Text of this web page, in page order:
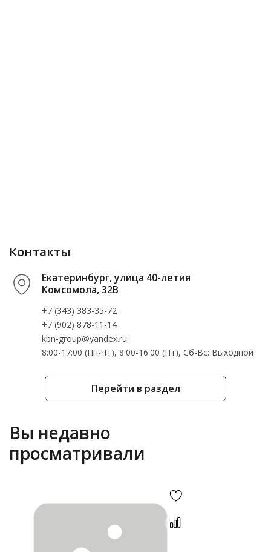
Перейти в раздел
Контакты
Екатеринбург, улица 40-летия
Комсомола, 32В
+7 (343) 383-35-72
+7 (902) 878-11-14
kbn-group@yandex.ru
8:00-17:00 (Пн-Чт), 8:00-16:00 (Пт), Cб-Вс: Выходной
Вы недавно
просматривали